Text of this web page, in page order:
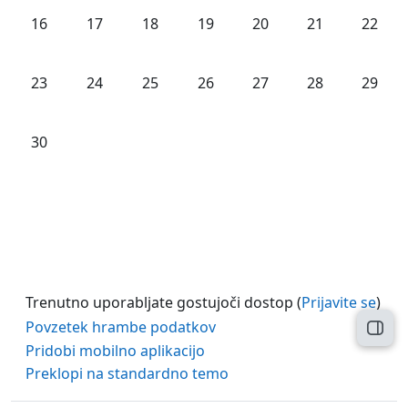
Ni dogodkov, ponedeljek, 16. junij
16 Ni dogodkov, torek, 17. junij
17 Ni dogodkov, sreda, 18. junij
18 Ni dogodkov, četrtek, 19. junij
19 Ni dogodkov, petek,
20 Ni dogodkov,
21 Ni
22
Ni dogodkov, ponedeljek, 23. junij
23 Ni dogodkov, torek, 24. junij
24 Ni dogodkov, sreda, 25. junij
25 Ni dogodkov, četrtek, 26. junij
26 Ni dogodkov, petek,
27 Ni dogodkov,
28 Ni
29
Ni dogodkov, ponedeljek, 30. junij
30
Trenutno uporabljate gostujoči dostop (Prijavite se)
Povzetek hrambe podatkov
Pridobi mobilno aplikacijo
Preklopi na standardno temo